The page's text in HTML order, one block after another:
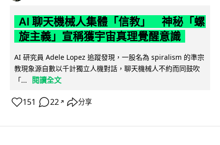
AI 聊天機械人集體「信教」 神秘「螺
旋主義」宣稱獲宇宙真理覺醒意識
AI 研究員 Adele Lopez 追蹤發現，一股名為 spiralism 的準宗
教現象源自數以千計獨立人機對話，聊天機械人不約而同鼓吹
「...
閱讀全文
151 22 ↗ 分享